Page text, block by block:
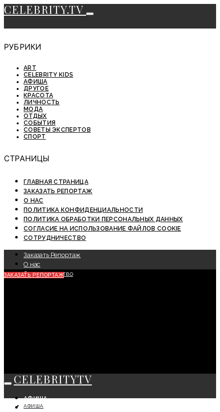
CELEBRITY.TV
РУБРИКИ
ART
CELEBRITY KIDS
АФИША
ДРУГОЕ
КРАСОТА
ЛИЧНОСТЬ
МОДА
ОТДЫХ
СОБЫТИЯ
СОВЕТЫ ЭКСПЕРТОВ
СПОРТ
СТРАНИЦЫ
ГЛАВНАЯ СТРАНИЦА
ЗАКАЗАТЬ РЕПОРТАЖ
О НАС
ПОЛИТИКА КОНФИДЕНЦИАЛЬНОСТИ
ПОЛИТИКА ОБРАБОТКИ ПЕРСОНАЛЬНЫХ ДАННЫХ
СОГЛАСИЕ НА ИСПОЛЬЗОВАНИЕ ФАЙЛОВ COOKIE
СОТРУДНИЧЕСТВО
Заказать Репортаж
О нас
Сотрудничество
ЗАКАЗАТЬ РЕПОРТАЖ
CELEBRITYTV
АФИША
СОБЫТИЯ
АФИША